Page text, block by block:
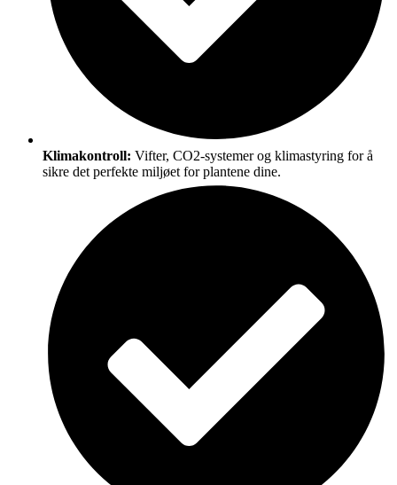
Klimakontroll: Vifter, CO2-systemer og klimastyring for å
sikre det perfekte miljøet for plantene dine.